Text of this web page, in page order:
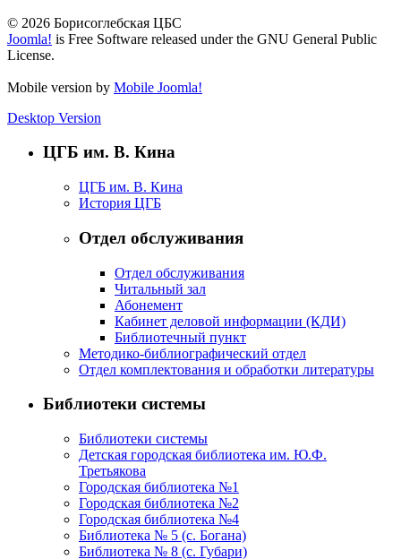
© 2026 Борисоглебская ЦБС
Joomla! is Free Software released under the GNU General Public
License.
Mobile version by Mobile Joomla!
Desktop Version
ЦГБ им. В. Кина
ЦГБ им. В. Кина
История ЦГБ
Отдел обслуживания
Отдел обслуживания
Читальный зал
Абонемент
Кабинет деловой информации (КДИ)
Библиотечный пункт
Методико-библиографический отдел
Отдел комплектования и обработки литературы
Библиотеки системы
Библиотеки системы
Детская городская библиотека им. Ю.Ф.
Третьякова
Городская библиотека №1
Городская библиотека №2
Городская библиотека №4
Библиотека № 5 (с. Богана)
Библиотека № 8 (с. Губари)